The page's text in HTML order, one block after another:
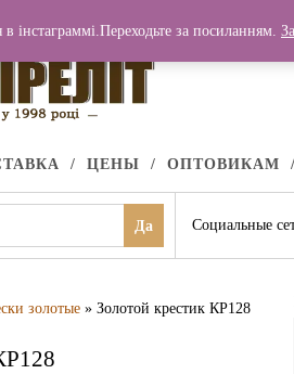
ЦЕНЫ ОПТОВИКАМ
Да Социальные
золотые » Золотой крестик КР128
за посиланням.